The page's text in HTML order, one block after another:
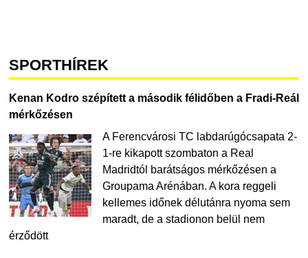
SPORTHÍREK
Kenan Kodro szépített a második félidőben a Fradi-Reál
mérkőzésen
A Ferencvárosi TC labdarúgócsapata 2-
1-re kikapott szombaton a Real
Madridtól barátságos mérkőzésen a
Groupama Arénában. A kora reggeli
kellemes időnek délutánra nyoma sem
maradt, de a stadionon belül nem
érződött